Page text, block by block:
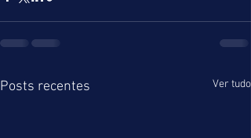
Posts recentes Ver tudo